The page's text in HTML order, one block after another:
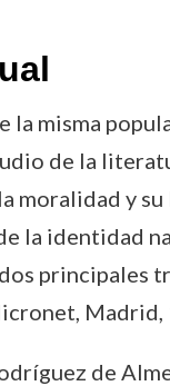
la misma
de la
moralidad y
la identidad
principales
de